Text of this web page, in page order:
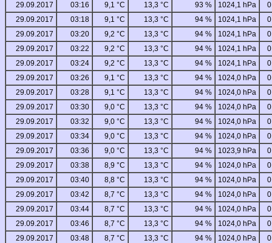
29.09.2017
03:16 9,1 °C 13,3 °C 93 % 1024,1 hPa
29.09.2017
03:18 9,1 °C 13,3 °C 94 % 1024,1 hPa
29.09.2017
03:20 9,2 °C 13,3 °C 94 % 1024,1 hPa
29.09.2017
03:22 9,2 °C 13,3 °C 94 % 1024,1 hPa
29.09.2017
03:24 9,2 °C 13,3 °C 94 % 1024,1 hPa
29.09.2017
03:26 9,1 °C 13,3 °C 94 % 1024,0 hPa
29.09.2017
03:28 9,1 °C 13,3 °C 94 % 1024,0 hPa
29.09.2017
03:30 9,0 °C 13,3 °C 94 % 1024,0 hPa
29.09.2017
03:32 9,0 °C 13,3 °C 94 % 1024,0 hPa
29.09.2017
03:34 9,0 °C 13,3 °C 94 % 1024,0 hPa
29.09.2017
03:36 9,0 °C 13,3 °C 94 % 1023,9 hPa
29.09.2017
03:38 8,9 °C 13,3 °C 94 % 1024,0 hPa
29.09.2017
03:40 8,8 °C 13,3 °C 94 % 1024,0 hPa
29.09.2017
03:42 8,7 °C 13,3 °C 94 % 1024,0 hPa
29.09.2017
03:44 8,7 °C 13,3 °C 94 % 1024,0 hPa
29.09.2017
03:46 8,7 °C 13,3 °C 94 % 1024,0 hPa
29.09.2017
03:48 8,7 °C 13,3 °C 94 % 1024,0 hPa